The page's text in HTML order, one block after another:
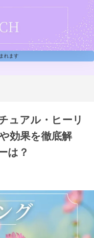
れます
ュアル・ヒーリ
効果を徹底解
は？